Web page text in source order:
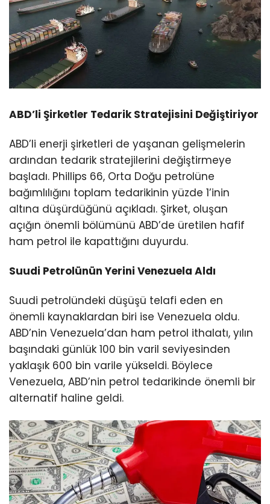
ABD’li Şirketler Tedarik Stratejisini Değiştiriyor
ABD’li enerji şirketleri de yaşanan gelişmelerin
ardından tedarik stratejilerini değiştirmeye
başladı. Phillips 66, Orta Doğu petrolüne
bağımlılığını toplam tedarikinin yüzde 1’inin
altına düşürdüğünü açıkladı. Şirket, oluşan
açığın önemli bölümünü ABD’de üretilen hafif
ham petrol ile kapattığını duyurdu.
Suudi Petrolünün Yerini Venezuela Aldı
Suudi petrolündeki düşüşü telafi eden en
önemli kaynaklardan biri ise Venezuela oldu.
ABD’nin Venezuela’dan ham petrol ithalatı, yılın
başındaki günlük 100 bin varil seviyesinden
yaklaşık 600 bin varile yükseldi. Böylece
Venezuela, ABD’nin petrol tedarikinde önemli bir
alternatif haline geldi.